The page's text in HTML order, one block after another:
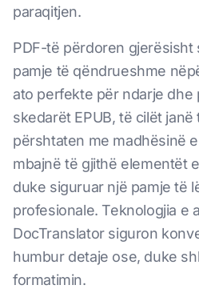
paraqitjen.
PDF-të përdoren gjerësisht
pamje të qëndrueshme
ato perfekte për ndarje dhe
skedarët EPUB, të cilët
përshtaten me madhësinë
mbajnë të gjithë elementët
duke siguruar një pamje të
profesionale. Teknologjia e
DocTranslator siguron
humbur detaje ose, duke
formatimin.